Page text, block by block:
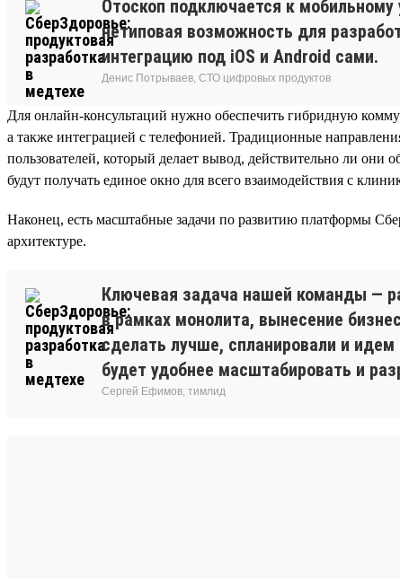
Отоскоп подключается к
нетиповая возможность для
интеграцию под iOS и Android сами.
Денис Потрываев, СТО цифровых продуктов
Для онлайн-консультаций нужно обеспечить гибридную
а также интеграцией с телефонией. Традиционные
пользователей, который делает вывод, действительно ли
будут получать единое окно для всего взаимодействия с
Наконец, есть масштабные задачи по развитию платформы
архитектуре.
Ключевая задача нашей команды —
в рамках монолита, вынесение
сделать лучше, спланировали и идем
будет удобнее масштабировать и
Сергей Ефимов, тимлид